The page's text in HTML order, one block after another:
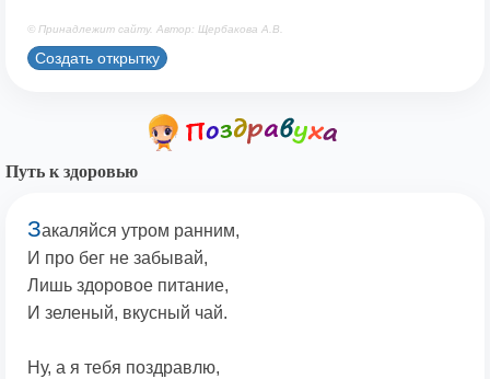
© Принадлежит сайту. Автор: Щербакова А.В.
Создать открытку
Путь к здоровью
Закаляйся утром ранним,
И про бег не забывай,
Лишь здоровое питание,
И зеленый, вкусный чай.
Ну, а я тебя поздравлю,